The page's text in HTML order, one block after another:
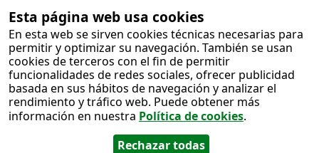
Esta página web usa cookies
En esta web se sirven cookies técnicas necesarias para
permitir y optimizar su navegación. También se usan
cookies de terceros con el fin de permitir
funcionalidades de redes sociales, ofrecer publicidad
basada en sus hábitos de navegación y analizar el
rendimiento y tráfico web. Puede obtener más
información en nuestra Política de cookies.